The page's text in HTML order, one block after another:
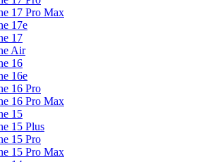
17 Pro Max
17e
17
Air
16
16e
16 Pro
16 Pro Max
15
15 Plus
15 Pro
15 Pro Max